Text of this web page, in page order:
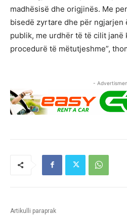
madhësisë dhe origjinës. Me
bisedë zyrtare dhe për
publik, me urdhër të të cilit janë
procedurë të mëtutjeshme”,
-
Artikulli paraprak